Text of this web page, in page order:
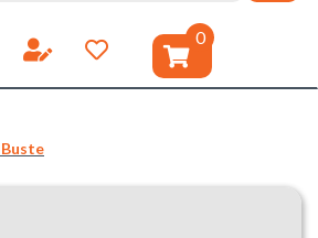
0prodotti